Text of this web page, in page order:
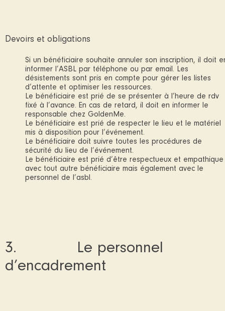
Devoirs et obligations
Si un bénéficiaire souhaite annuler son inscription, il doit
informer l’ASBL par téléphone ou par email. Les
désistements sont pris en compte pour gérer les listes
d’attente et optimiser les ressources.
Le bénéficiaire est prié de se présenter à l’heure de rdv
fixé à l’avance. En cas de retard, il doit en informer le
responsable chez GoldenMe.
Le bénéficiaire est prié de respecter le lieu et le matériel
mis à disposition pour l’événement.
Le bénéficiaire doit suivre toutes les procédures de
sécurité du lieu de l’événement.
Le bénéficiaire est prié d’être respectueux et empathique
avec tout autre bénéficiaire mais également avec le
personnel de l’asbl.
3. Le personnel
d’encadrement